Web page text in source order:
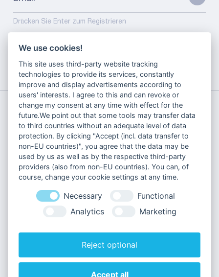
Drücken Sie Enter zum Registrieren
startseite
online-
marketing-
blog
google-ads-doppelanzeigen-
richtlinie-sea-chancen-risiken
Über uns
Fallstudien
Blog
Lösungen
We use cookies!
This site uses third-party website tracking
technologies to provide its services, constantly
improve and display advertisements according to
users' interests. I agree to this and can revoke or
change my consent at any time with effect for the
future.We point out that some tools may transfer data
to third countries without an adequate level of data
protection. By clicking "Accept (incl. data transfer to
non-EU countries)", you agree that the data may be
used by us as well as by the respective third-party
providers (also from non-EU countries). You can, of
course, change your cookie settings at any time.
Necessary
Functional
Analytics
Marketing
Reject optional
Accept all